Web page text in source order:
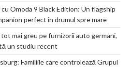
Omoda 9 Black Edition: Un flagship
perfect în drumul spre mare
mai greu pe furnizorii auto germani,
un studiu recent
Familiile care controlează Grupul